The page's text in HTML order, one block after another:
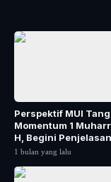
Perspektif MUI
Momentum 1
H, Begini
1 bulan yang lalu